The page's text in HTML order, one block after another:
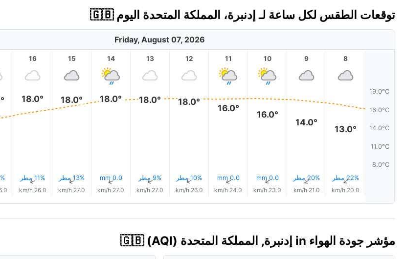
توقعات الطقس لكل ساعة لـ إدنبرة، المملكة المتحدة اليوم 🇬🇧
Friday, August 07, 2026
19.0°C
16.0°C
14.0°C
11.0°C
8.0°C
8
13.0°
22% مطر↑
20.0 km/h
9
14.0°
20% مطر↑
21.0 km/h
10
16.0°
0.0 mm
↑
23.0 km/h
11
16.0°
0.0 mm
↑
24.0 km/h
12
18.0°
10% مطر↑
26.0 km/h
13
18.0°
9% مطر↑
27.0 km/h
14
18.0°
0.0 mm
↑
27.0 km/h
15
18.0°
13% مطر↑
27.0 km/h
16
18.0°
11% مطر↑
26.0 km/h
7%
km/h
مؤشر جودة الهواء in إدنبرة, المملكة المتحدة 🇬🇧 (AQI)